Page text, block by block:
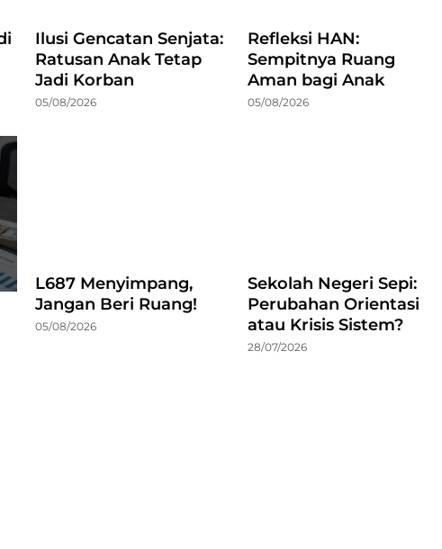
Ilusi Gencatan Senjata:
Ratusan Anak Tetap
Jadi Korban
05/08/2026
Refleksi HAN:
Sempitnya Ruang
Aman bagi Anak
05/08/2026
L687 Menyimpang,
Jangan Beri Ruang!
05/08/2026
Sekolah Negeri Sepi:
Perubahan Orientasi
atau Krisis Sistem?
28/07/2026